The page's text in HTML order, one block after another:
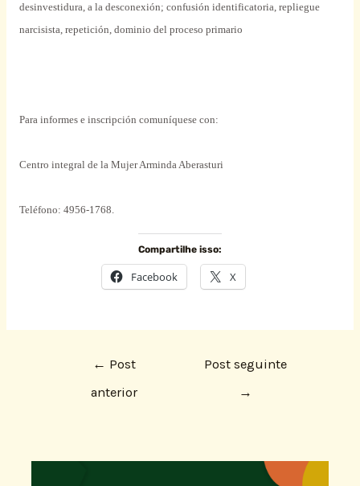
desinvestidura, a la desconexión; confusión identificatoria, repliegue
narcisista, repetición, dominio del proceso primario
Para informese inscripción comuníquese con:
Centro integral de la Mujer Arminda Aberasturi
Teléfono: 4956-1768.
Compartilhe isso:
Facebook X
← Post
anterior
Post seguinte
→